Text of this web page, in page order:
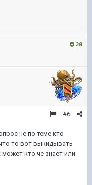
38
#6
не по теме кто
то вот выкидывать
может кто че знает или